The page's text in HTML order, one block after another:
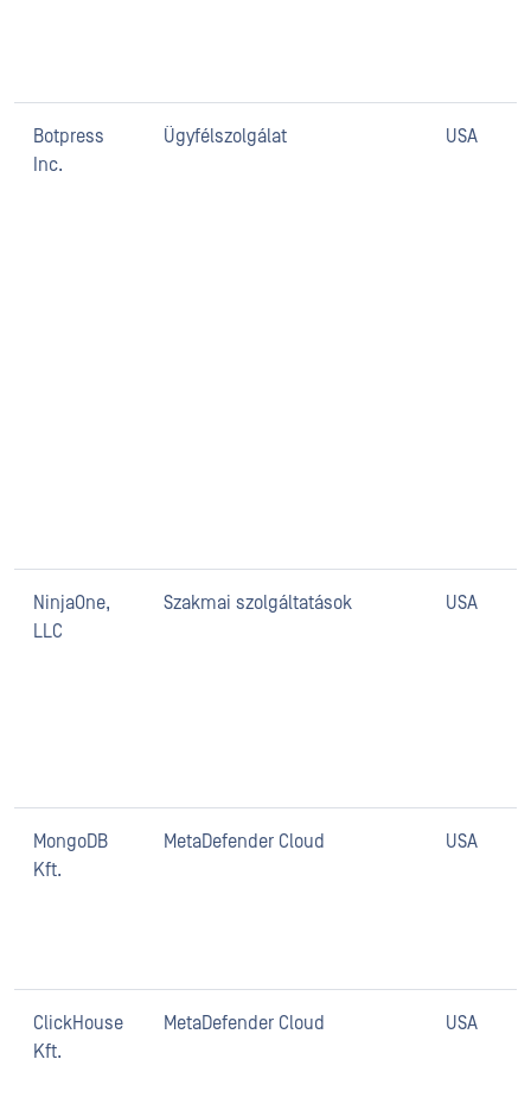
Botpress
Inc.
Ügyfélszolgálat USA
NinjaOne,
LLC
Szakmai szolgáltatások USA
MongoDB
Kft.
MetaDefender Cloud USA
ClickHouse
Kft.
MetaDefender Cloud USA